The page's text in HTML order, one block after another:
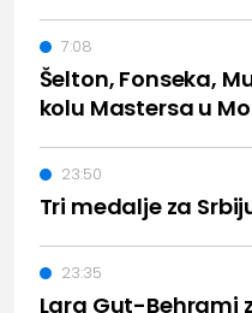
Šelton, Fonseka,
kolu Mastersa u
7:08
Tri medalje za
23:50
Lara Gut-Behrami
23:35